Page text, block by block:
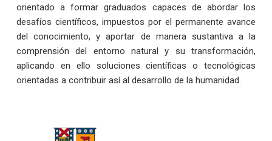
orientado a formar graduados capaces de abordar los
desafíos científicos, impuestos por el permanente avance
del conocimiento, y aportar de manera sustantiva a la
comprensión del entorno natural y su transformación,
aplicando en ello soluciones científicas o tecnológicas
orientadas a contribuir así al desarrollo de la humanidad.